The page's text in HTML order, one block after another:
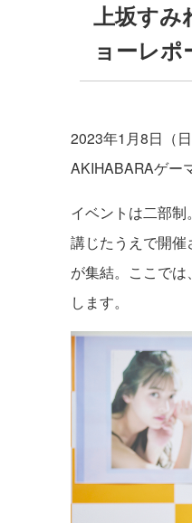
上坂すみ
ョーレポ
2023年1月8日（
AKIHABARAゲー
イベントは二部
講じたうえで開
が集結。ここで
します。